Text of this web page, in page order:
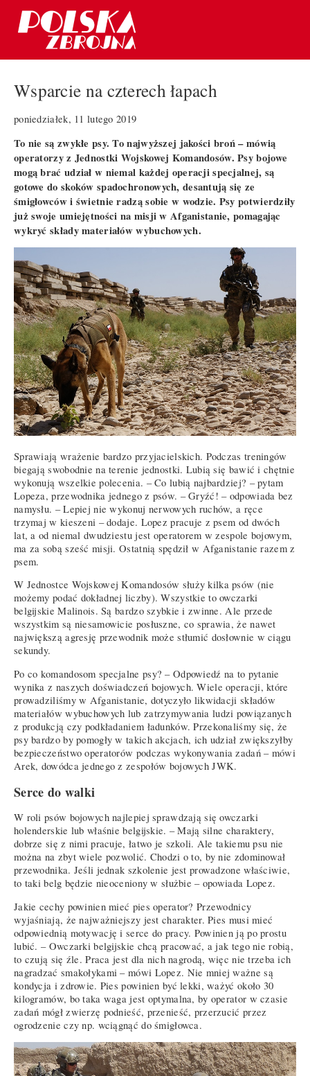
Wsparcie na czterech łapach
poniedziałek, 11 lutego 2019
To nie są zwykłe psy. To najwyższej jakości broń – mówią
operatorzy z Jednostki Wojskowej Komandosów. Psy bojowe
mogą brać udział w niemal każdej operacji specjalnej, są
gotowe do skoków spadochronowych, desantują się ze
śmigłowców i świetnie radzą sobie w wodzie. Psy potwierdziły
już swoje umiejętności na misji w Afganistanie, pomagając
wykryć składy materiałów wybuchowych.
Sprawiają wrażenie bardzo przyjacielskich. Podczas treningów
biegają swobodnie na terenie jednostki. Lubią się bawić i chętnie
wykonują wszelkie polecenia. – Co lubią najbardziej? – pytam
Lopeza, przewodnika jednego z psów. – Gryźć! – odpowiada bez
namysłu. – Lepiej nie wykonuj nerwowych ruchów, a ręce
trzymaj w kieszeni – dodaje. Lopez pracuje z psem od dwóch
lat, a od niemal dwudziestu jest operatorem w zespole bojowym,
ma za sobą sześć misji. Ostatnią spędził w Afganistanie razem z
psem.
W Jednostce Wojskowej Komandosów służy kilka psów (nie
możemy podać dokładnej liczby). Wszystkie to owczarki
belgijskie Malinois. Są bardzo szybkie i zwinne. Ale przede
wszystkim są niesamowicie posłuszne, co sprawia, że nawet
największą agresję przewodnik może stłumić dosłownie w ciągu
sekundy.
Po co komandosom specjalne psy? – Odpowiedź na to pytanie
wynika z naszych doświadczeń bojowych. Wiele operacji, które
prowadziliśmy w Afganistanie, dotyczyło likwidacji składów
materiałów wybuchowych lub zatrzymywania ludzi powiązanych
z produkcją czy podkładaniem ładunków. Przekonaliśmy się, że
psy bardzo by pomogły w takich akcjach, ich udział zwiększyłby
bezpieczeństwo operatorów podczas wykonywania zadań – mówi
Arek, dowódca jednego z zespołów bojowych JWK.
Serce do walki
W roli psów bojowych najlepiej sprawdzają się owczarki
holenderskie lub właśnie belgijskie. – Mają silne charaktery,
dobrze się z nimi pracuje, łatwo je szkoli. Ale takiemu psu nie
można na zbyt wiele pozwolić. Chodzi o to, by nie zdominował
przewodnika. Jeśli jednak szkolenie jest prowadzone właściwie,
to taki belg będzie nieoceniony w służbie – opowiada Lopez.
Jakie cechy powinien mieć pies operator? Przewodnicy
wyjaśniają, że najważniejszy jest charakter. Pies musi mieć
odpowiednią motywację i serce do pracy. Powinien ją po prostu
lubić. – Owczarki belgijskie chcą pracować, a jak tego nie robią,
to czują się źle. Praca jest dla nich nagrodą, więc nie trzeba ich
nagradzać smakołykami – mówi Lopez. Nie mniej ważne są
kondycja i zdrowie. Pies powinien być lekki, ważyć około 30
kilogramów, bo taka waga jest optymalna, by operator w czasie
zadań mógł zwierzę podnieść, przenieść, przerzucić przez
ogrodzenie czy np. wciągnąć do śmigłowca.